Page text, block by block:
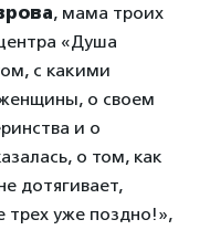
, мама троих
«Душа
с какими
о своем
и о
о том, как
дотягивает,
трех уже поздно!»,